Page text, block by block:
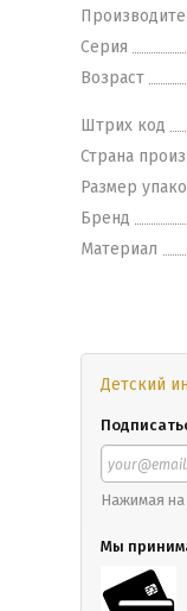
Серия
Возраст
Штрих код
Страна
Размер
Бренд
Материал
Детский
Нажимая на
Мы